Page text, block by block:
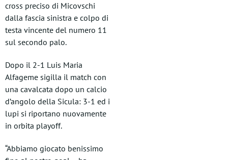
cross preciso di Micovschi
dalla fascia sinistra e colpo di
testa vincente del numero 11
sul secondo palo.
Dopo il 2-1 Luis Maria
Alfageme sigilla il match con
una cavalcata dopo un calcio
d’angolo della Sicula: 3-1 ed i
lupi si riportano nuovamente
in orbita playoff.
“Abbiamo giocato benissimo